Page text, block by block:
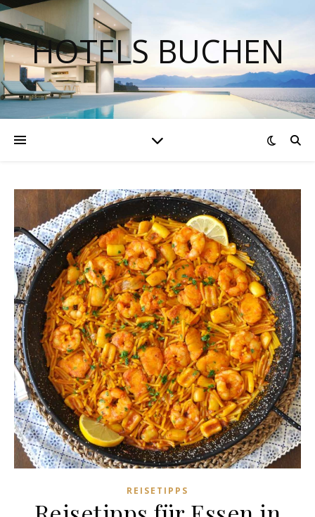
HOTELS BUCHEN
REISETIPPS